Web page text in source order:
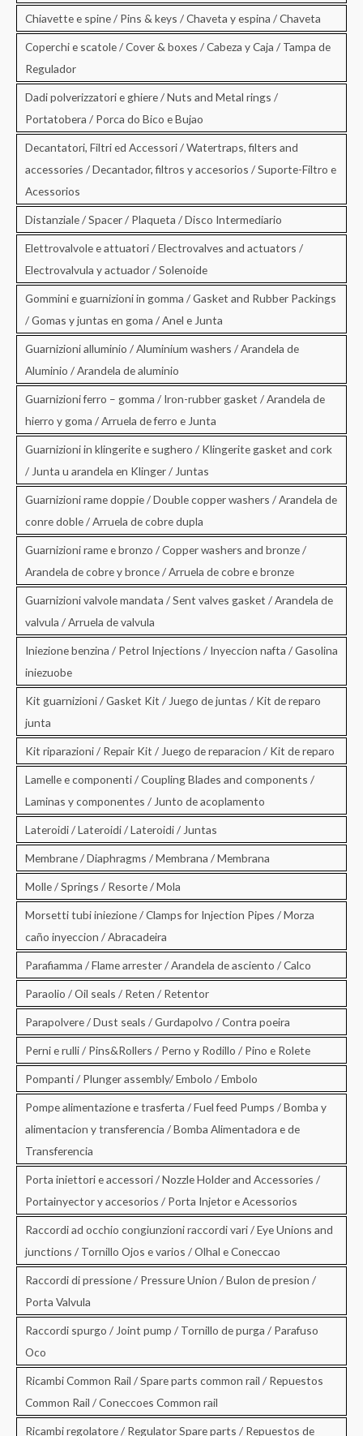
Chiavette e spine / Pins & keys / Chaveta y espina / Chaveta
Coperchi e scatole / Cover & boxes / Cabeza y Caja / Tampa de
Regulador
Dadi polverizzatori e ghiere / Nuts and Metal rings /
Portatobera / Porca do Bico e Bujao
Decantatori, Filtri ed Accessori / Watertraps, filters and
accessories / Decantador, filtros y accesorios / Suporte-Filtro e
Acessorios
Distanziale / Spacer / Plaqueta / Disco Intermediario
Elettrovalvole e attuatori / Electrovalves and actuators /
Electrovalvula y actuador / Solenoide
Gommini e guarnizioni in gomma / Gasket and Rubber Packings
/ Gomas y juntas en goma / Anel e Junta
Guarnizioni alluminio / Aluminium washers / Arandela de
Aluminio / Arandela de aluminio
Guarnizioni ferro – gomma / Iron-rubber gasket / Arandela de
hierro y goma / Arruela de ferro e Junta
Guarnizioni in klingerite e sughero / Klingerite gasket and cork
/ Junta u arandela en Klinger / Juntas
Guarnizioni rame doppie / Double copper washers / Arandela de
conre doble / Arruela de cobre dupla
Guarnizioni rame e bronzo / Copper washers and bronze /
Arandela de cobre y bronce / Arruela de cobre e bronze
Guarnizioni valvole mandata / Sent valves gasket / Arandela de
valvula / Arruela de valvula
Iniezione benzina / Petrol Injections / Inyeccion nafta / Gasolina
iniezuobe
Kit guarnizioni / Gasket Kit / Juego de juntas / Kit de reparo
junta
Kit riparazioni / Repair Kit / Juego de reparacion / Kit de reparo
Lamelle e componenti / Coupling Blades and components /
Laminas y componentes / Junto de acoplamento
Lateroidi / Lateroidi / Lateroidi / Juntas
Membrane / Diaphragms / Membrana / Membrana
Molle / Springs / Resorte / Mola
Morsetti tubi iniezione / Clamps for Injection Pipes / Morza
caño inyeccion / Abracadeira
Parafiamma / Flame arrester / Arandela de asciento / Calco
Paraolio / Oil seals / Reten / Retentor
Parapolvere / Dust seals / Gurdapolvo / Contra poeira
Perni e rulli / Pins&Rollers / Perno y Rodillo / Pino e Rolete
Pompanti / Plunger assembly/ Embolo / Embolo
Pompe alimentazione e trasferta / Fuel feed Pumps / Bomba y
alimentacion y transferencia / Bomba Alimentadora e de
Transferencia
Porta iniettori e accessori / Nozzle Holder and Accessories /
Portainyector y accesorios / Porta Injetor e Acessorios
Raccordi ad occhio congiunzioni raccordi vari / Eye Unions and
junctions / Tornillo Ojos e varios / Olhal e Coneccao
Raccordi di pressione / Pressure Union / Bulon de presion /
Porta Valvula
Raccordi spurgo / Joint pump / Tornillo de purga / Parafuso
Oco
Ricambi Common Rail / Spare parts common rail / Repuestos
Common Rail / Coneccoes Common rail
Ricambi regolatore / Regulator Spare parts / Repuestos de